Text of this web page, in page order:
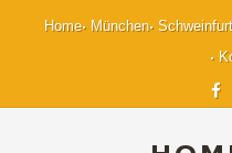
Home München Schweinfurt